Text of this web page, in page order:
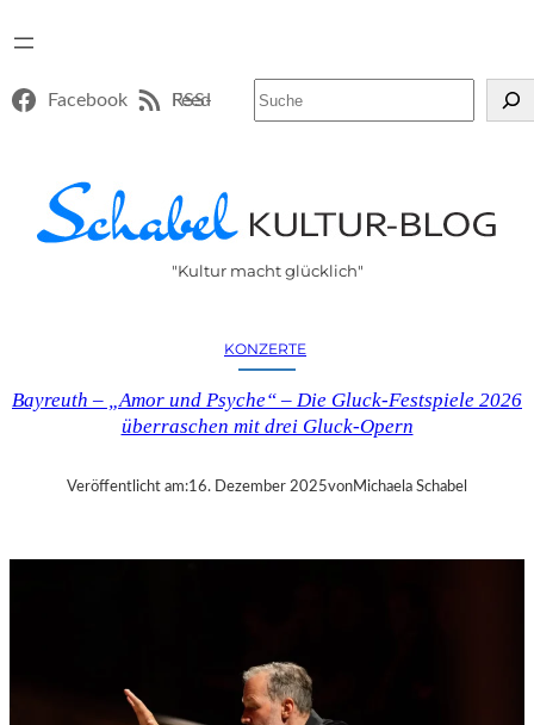
Facebook RSS-Feed
"Kultur macht glücklich"
KONZERTE
Bayreuth – „Amor und Psyche“ – Die Gluck-Festspiele 2026
überraschen mit drei Gluck-Opern
Veröffentlicht am:16. Dezember 2025vonMichaela Schabel